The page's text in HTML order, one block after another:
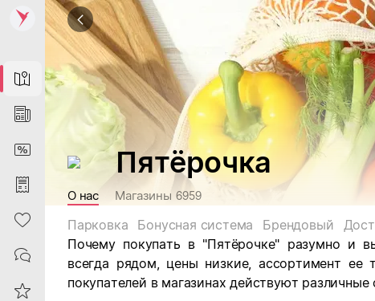
Map
News
DiscountCard
Purchases
Heart
Contacts
Reviews
Пятёрочка
О нас Магазины 6959
Парковка Бонусная система Брендовый
Почему покупать в "Пятёрочке" разумно и
всегда рядом, цены низкие, ассортимент ее
покупателей в магазинах действуют